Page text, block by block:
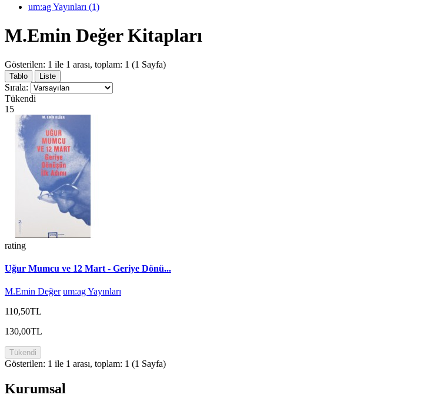
um:ag Yayınları (1)
M.Emin Değer Kitapları
Gösterilen: 1 ile 1 arası, toplam: 1 (1 Sayfa)
Tablo Liste
Sırala:
Tükendi
15
rating
Uğur Mumcu ve 12 Mart - Geriye Dönü...
M.Emin Değer um:ag Yayınları
110,50TL
130,00TL
Tükendi
Gösterilen: 1 ile 1 arası, toplam: 1 (1 Sayfa)
Kurumsal